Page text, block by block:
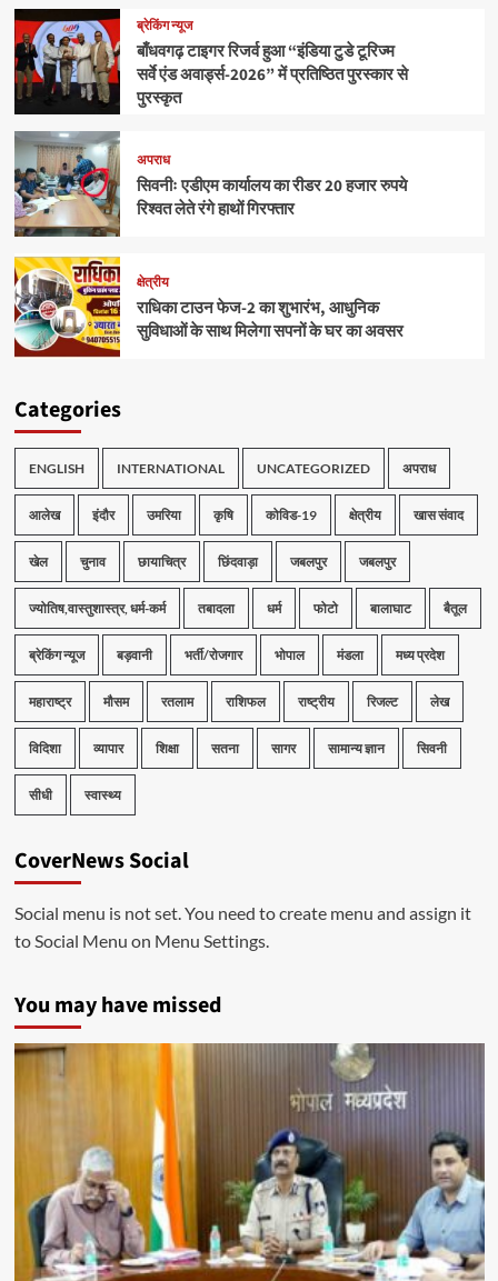
ब्रेकिंग न्यूज
बाँधवगढ़ टाइगर रिजर्व हुआ “इंडिया टुडे टूरिज्म
सर्वे एंड अवार्ड्स-2026” में प्रतिष्ठित पुरस्कार से
पुरस्कृत
अपराध
सिवनीः एडीएम कार्यालय का रीडर 20 हजार रुपये
रिश्वत लेते रंगे हाथों गिरफ्तार
क्षेत्रीय
राधिका टाउन फेज-2 का शुभारंभ, आधुनिक
सुविधाओं के साथ मिलेगा सपनों के घर का अवसर
Categories
ENGLISH INTERNATIONAL UNCATEGORIZED अपराध
आलेख इंदौर उमरिया कृषि कोविड-19 क्षेत्रीय खास संवाद
खेल चुनाव छायाचित्र छिंदवाड़ा जबलपुर जबलपुर
ज्योतिष,वास्तुशास्त्र, धर्म-कर्म तबादला धर्म फोटो बालाघाट बैतूल
ब्रेकिंग न्यूज बड़वानी भर्ती/रोजगार भोपाल मंडला मध्य प्रदेश
महाराष्ट्र मौसम रतलाम राशिफल राष्ट्रीय रिजल्ट लेख
विदिशा व्यापार शिक्षा सतना सागर सामान्य ज्ञान सिवनी
सीधी स्वास्थ्य
CoverNews Social
Social menu is not set. You need to create menu and assign it
to Social Menu on Menu Settings.
You may have missed